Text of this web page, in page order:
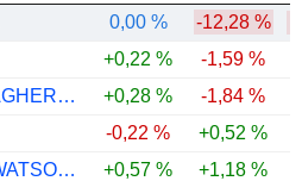
0,00 % -12,28 %
+0,22 % -1,59 %
ARTHUR J. GALLAGHER & CO.
+0,28 % -1,84 %
-0,22 % +0,52 %
WILLIS TOWERS WATSON PUBLIC LIMITED COMPANY
+0,57 % +1,18 %